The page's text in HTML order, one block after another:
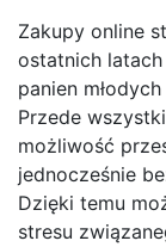
Zakupy online
ostatnich
panien
Przede
możliwość
jednocześnie
Dzięki temu
stresu